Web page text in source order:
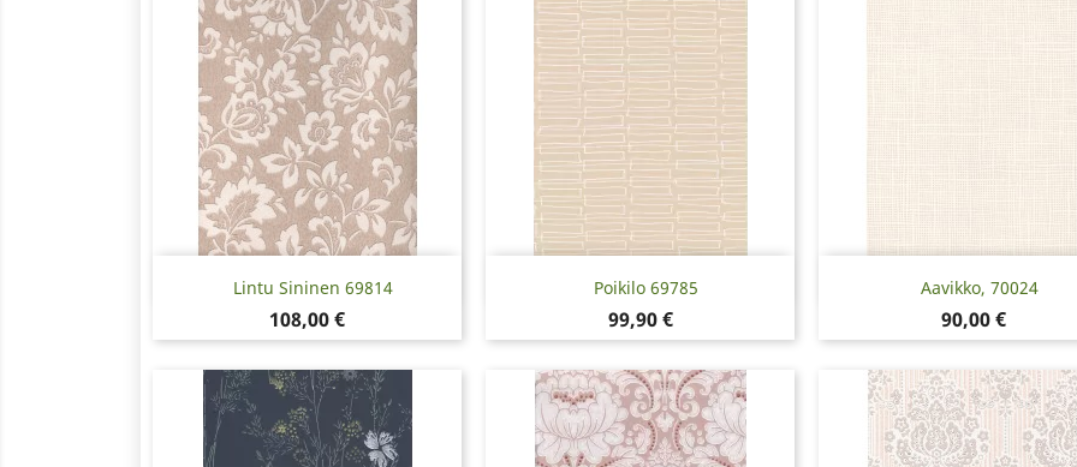
Lintu Sininen 69814
Hinta
108,00 €
Pikakatselu Poikilo 69785
Hinta
99,90 €
Pikakatselu Aavikko, 70024
Hinta
90,00 €
Pikakatselu